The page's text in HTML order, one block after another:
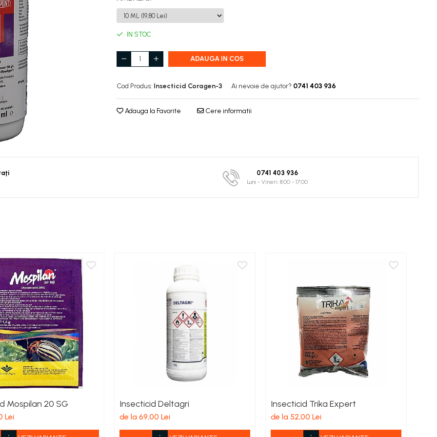
IN STOC
ADAUGA IN COS
Cod Produs: Insecticid Coragen-3 Ai nevoie de ajutor? 0741 403 936
Adauga la Favorite Cere informatii
0741 403 936
Luni - Vineri: 8:00 - 17:00
Mospilan 20 SG
Lei
Insecticid Deltagri
de la 69,00 Lei
Insecticid Trika Expert
de la 52,00 Lei